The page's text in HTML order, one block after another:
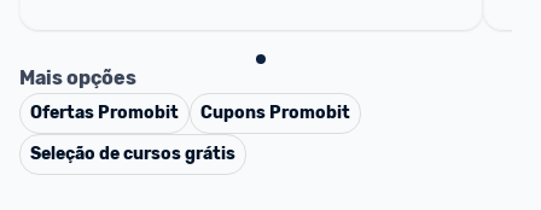
Mais opções
Ofertas Promobit Cupons Promobit
Seleção de cursos grátis